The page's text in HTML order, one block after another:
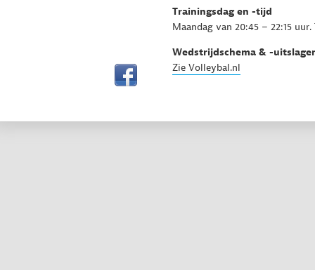
Trainingsdag en -tijd
Maandag van 20:45 – 22:15
Wedstrijdschema & -
Zie Volleybal.nl